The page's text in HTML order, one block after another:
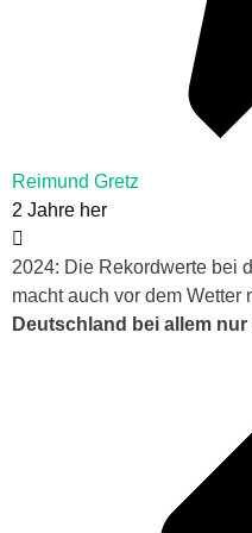
Reimund Gretz
2 Jahre her
2024: Die Rekordwerte bei
macht auch vor dem Wetter
Deutschland bei allem